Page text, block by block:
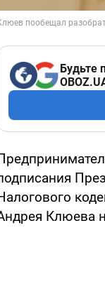
Будьте
Клюева